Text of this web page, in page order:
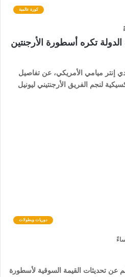
كورة عالمية
تكره أسطورة الأرجنتين
إنتر ميامي الأمريكي، عن تفاصيل
لنجم الفريق الأرجنتيني ليونيل
دوريات وبطولات
عن تحديثات القيمة السوقية لأسطورة